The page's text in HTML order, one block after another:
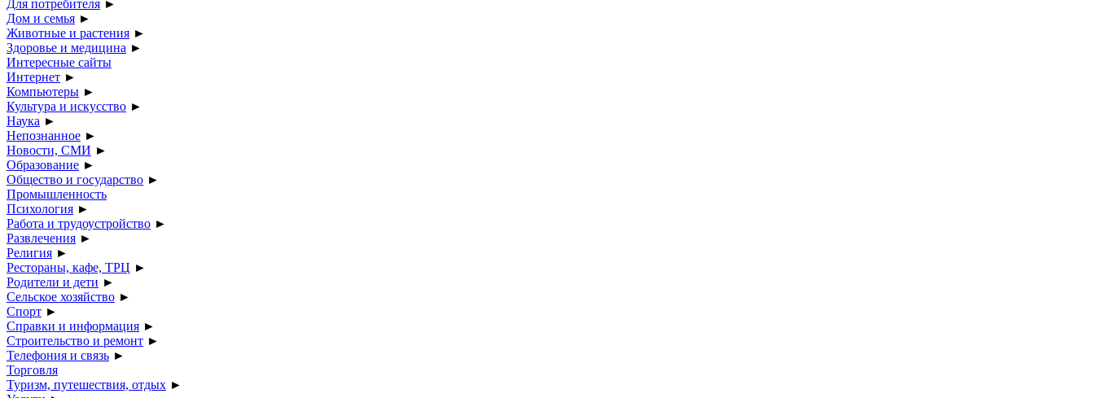
Для потребителя ►
Дом и семья ►
Животные и растения ►
Здоровье и медицина ►
Интересные сайты
Интернет ►
Компьютеры ►
Культура и искусство ►
Наука ►
Непознанное ►
Новости, СМИ ►
Образование ►
Общество и государство ►
Промышленность
Психология ►
Работа и трудоустройство ►
Развлечения ►
Религия ►
Рестораны, кафе, ТРЦ ►
Родители и дети ►
Сельское хозяйство ►
Спорт ►
Справки и информация ►
Строительство и ремонт ►
Телефония и связь ►
Торговля
Туризм, путешествия, отдых ►